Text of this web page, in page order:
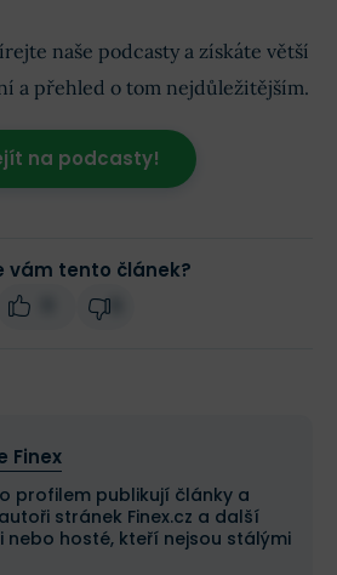
naše podcasty a získáte větší
a přehled o tom nejdůležitějším.
na podcasty!
vám tento článek?
Finex
profilem publikují články a
stránek Finex.cz a další
nebo hosté, kteří nejsou stálými